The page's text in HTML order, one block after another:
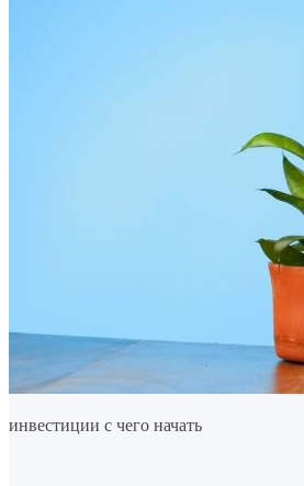
инвестиции с чего начать